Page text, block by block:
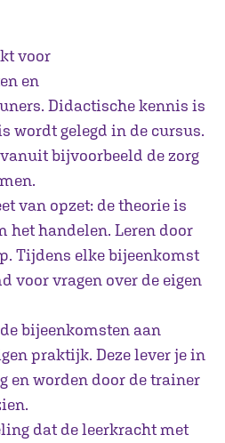
voor
en
Didactische kennis is
wordt gelegd in de cursus.
bijvoorbeeld de zorg
van opzet: de theorie is
het handelen. Leren door
Tijdens elke bijeenkomst
voor vragen over de eigen
bijeenkomsten aan
praktijk. Deze lever je in
en worden door de trainer
dat de leerkracht met